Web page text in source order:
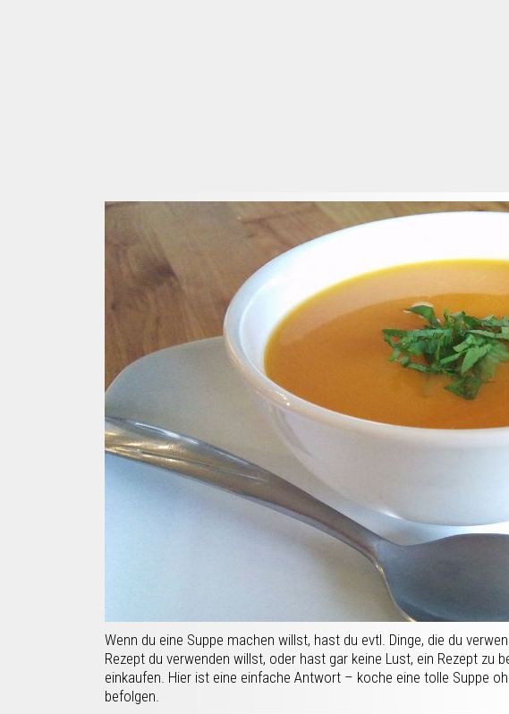
Wenn du eine Suppe machen willst, hast du evtl. Dinge, die du
Rezept du verwenden willst, oder hast gar keine Lust, ein Rezept zu
einkaufen. Hier ist eine einfache Antwort – koche eine tolle Suppe
befolgen.